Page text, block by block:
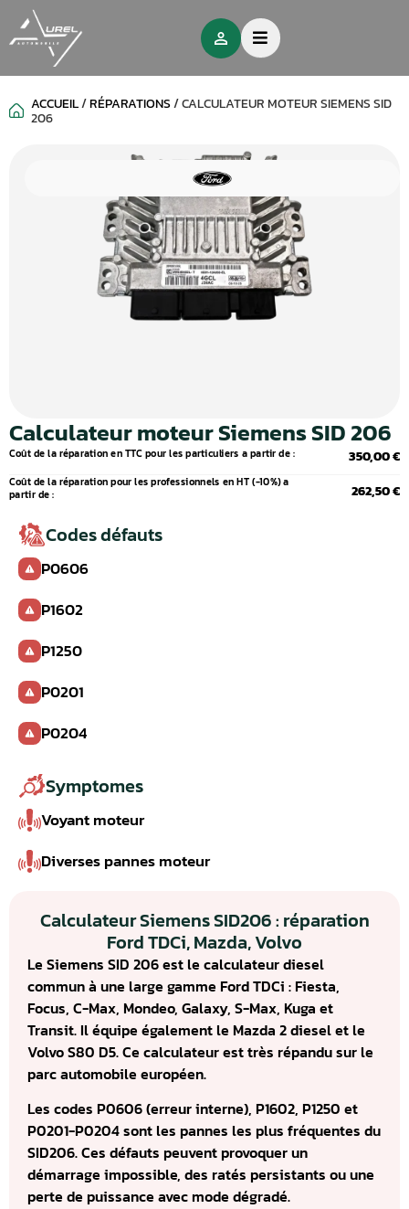
ACCUEIL/RÉPARATIONS/CALCULATEUR MOTEUR SIEMENS SID
206
Calculateur moteur Siemens SID 206
Coût de la réparation en TTC pour les particuliers a partir de : 350,00 €
Coût de la réparation pour les professionnels en HT (-10%) a
partir de :
262,50 €
Codes défauts
P0606
P1602
P1250
P0201
P0204
Symptomes
Voyant moteur
Diverses pannes moteur
Calculateur Siemens SID206 : réparation
Ford TDCi, Mazda, Volvo
Le Siemens SID 206 est le calculateur diesel
commun à une large gamme Ford TDCi : Fiesta,
Focus, C-Max, Mondeo, Galaxy, S-Max, Kuga et
Transit. Il équipe également le Mazda 2 diesel et le
Volvo S80 D5. Ce calculateur est très répandu sur le
parc automobile européen.
Les codes P0606 (erreur interne), P1602, P1250 et
P0201-P0204 sont les pannes les plus fréquentes du
SID206. Ces défauts peuvent provoquer un
démarrage impossible, des ratés persistants ou une
perte de puissance avec mode dégradé.